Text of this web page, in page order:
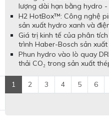
lượng dài hạn bằng hydro -
H2 HotBox™: Công nghệ
sản xuất hydro xanh và
Giá trị kinh tế của phân
trình Haber-Bosch sản
Phun hydro vào lò quay
thải CO₂ trong sản xuất
1 2 3 4 5 6